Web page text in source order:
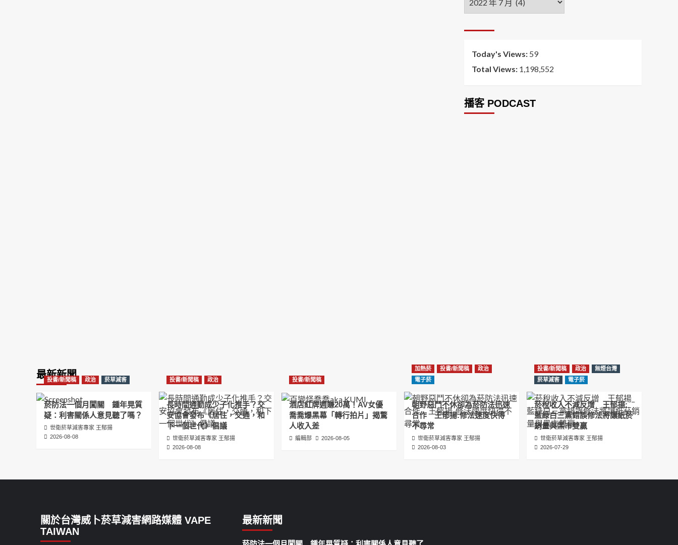
序
Today's Views: 59
Total Views: 1,198,552
播客 PODCAST
دليل مناصرة السجائر الإلكترونية: التاريخ الخفي
الاجتماعية #Fahad Al-Jalajel #فهد بن
عبدالرحمن الجلاجل #Sania Nishtar #ثانیہ نشتر;
邊緣化科學：WHO對菸草減害策略的背離 ft.世
Information
最新新聞
投書/新聞稿 政治 菸草減害
菸防法一個月闖關 鍾年晃質
疑：利害關係人意見聽了嗎？
世衛菸草減害專家 王郁揚
2026-08-08
投書/新聞稿 政治
長時間通勤成少子化推手？交
安協會發布《居住，交通，和
下一個世代》倡議
世衛菸草減害專家 王郁揚
2026-08-08
投書/新聞稿
酒店紅牌週賺20萬！AV女優
喬喬爆黑幕「轉行拍片」揭驚
人收入差
編輯部 2026-08-05
加熱菸 投書/新聞稿
政治
電子菸
朝野惡鬥不休卻為菸防法迅速
合作 王郁揚:修法速度快得
不尋常
世衛菸草減害專家 王郁揚
2026-08-03
投書/新聞稿 政治
無煙台灣
菸草減害
電子菸
菸稅收入不減反增 王郁揚:
藍綠白三黨錯誤修法將讓紙菸
銷量與黑市雙贏
世衛菸草減害專家 王郁揚
2026-07-29
關於台灣威卜菸草減害網路媒體 VAPE
TAIWAN
最新新聞